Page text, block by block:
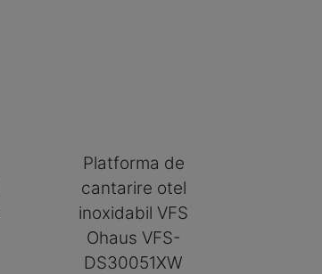
Platforma de
cantarire otel
inoxidabil VFS
Ohaus VFS-
DS30051XW